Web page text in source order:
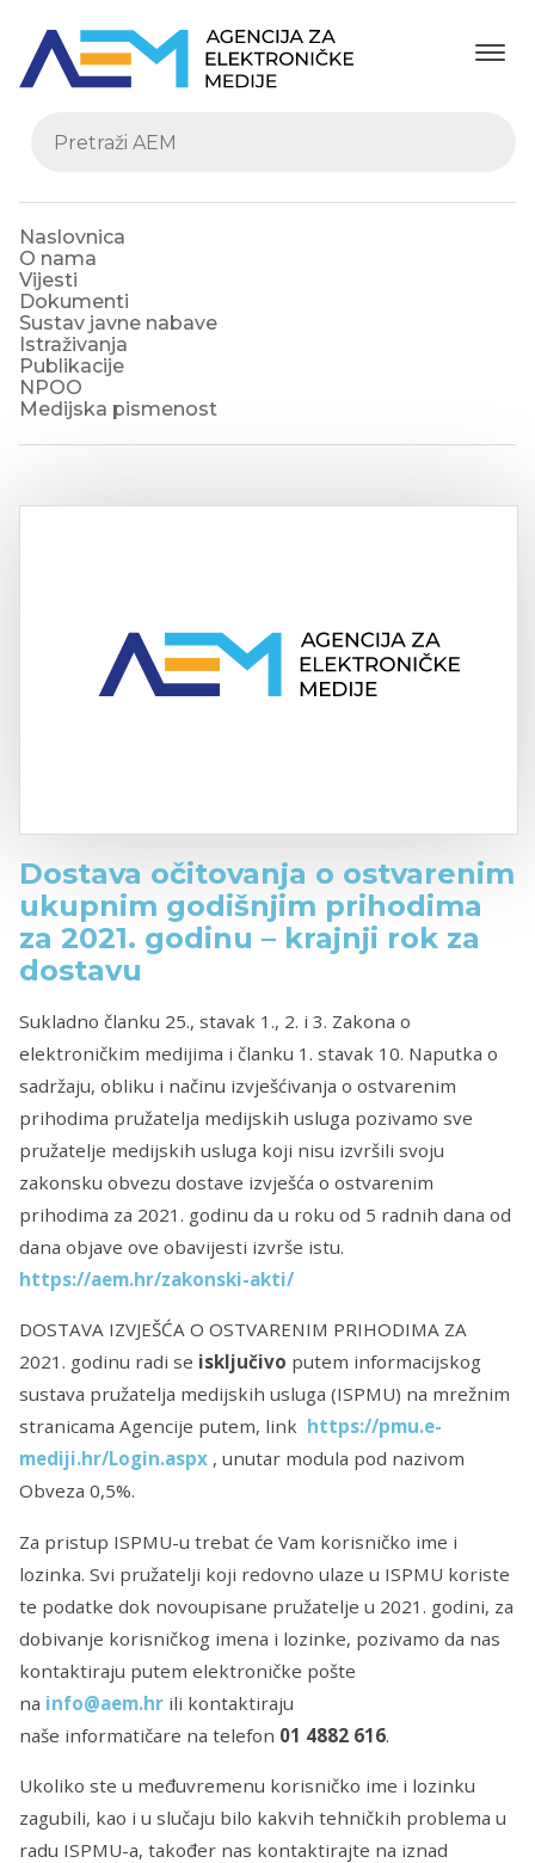
Naslovnica
O nama
Vijesti
Dokumenti
Sustav javne nabave
Istraživanja
Publikacije
NPOO
Medijska pismenost
Dostava očitovanja o ostvarenim
ukupnim godišnjim prihodima
za 2021. godinu – krajnji rok za
dostavu
Sukladno članku 25., stavak 1., 2. i 3. Zakona o
elektroničkim medijima i članku 1. stavak 10. Naputka o
sadržaju, obliku i načinu izvješćivanja o ostvarenim
prihodima pružatelja medijskih usluga pozivamo sve
pružatelje medijskih usluga koji nisu izvršili svoju
zakonsku obvezu dostave izvješća o ostvarenim
prihodima za 2021. godinu da u roku od 5 radnih dana od
dana objave ove obavijesti izvrše istu.
https://aem.hr/zakonski-akti/
DOSTAVA IZVJEŠĆA O OSTVARENIM PRIHODIMA ZA
2021. godinu radi se isključivo putem informacijskog
sustava pružatelja medijskih usluga (ISPMU) na mrežnim
stranicama Agencije putem, link https://pmu.e-
mediji.hr/Login.aspx , unutar modula pod nazivom
Obveza 0,5%.
Za pristup ISPMU-u trebat će Vam korisničko ime i
lozinka. Svi pružatelji koji redovno ulaze u ISPMU koriste
te podatke dok novoupisane pružatelje u 2021. godini, za
dobivanje korisničkog imena i lozinke, pozivamo da nas
kontaktiraju putem elektroničke pošte
na info@aem.hr ili kontaktiraju
naše informatičare na telefon 01 4882 616.
Ukoliko ste u međuvremenu korisničko ime i lozinku
zagubili, kao i u slučaju bilo kakvih tehničkih problema u
radu ISPMU-a, također nas kontaktirajte na iznad